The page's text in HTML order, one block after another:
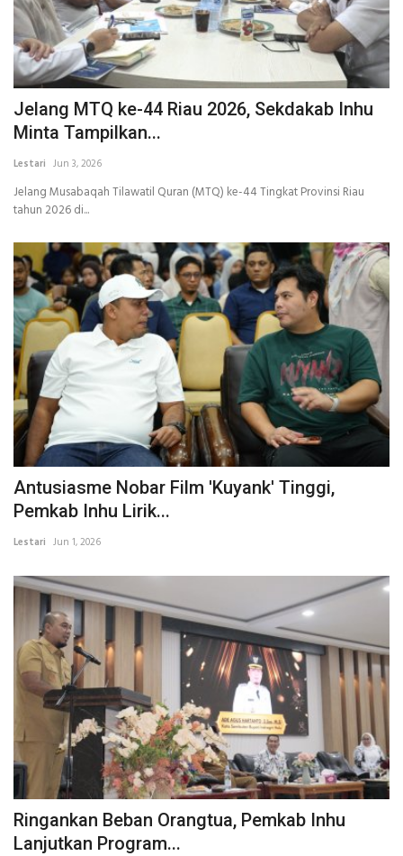
Jelang MTQ ke-44 Riau 2026, Sekdakab Inhu
Minta Tampilkan...
Lestari Jun 3, 2026
Jelang Musabaqah Tilawatil Quran (MTQ) ke-44 Tingkat Provinsi Riau
tahun 2026 di...
Antusiasme Nobar Film 'Kuyank' Tinggi,
Pemkab Inhu Lirik...
Lestari Jun 1, 2026
Ringankan Beban Orangtua, Pemkab Inhu
Lanjutkan Program...